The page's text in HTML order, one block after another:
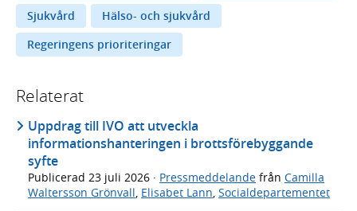
Sjukvård
Hälso- och sjukvård
Regeringens prioriteringar
Relaterat
Uppdrag till IVO att utveckla
informationshanteringen i brottsförebyggande
syfte
Publicerad 23 juli 2026 · Pressmeddelande från Camilla
Waltersson Grönvall, Elisabet Lann, Socialdepartementet